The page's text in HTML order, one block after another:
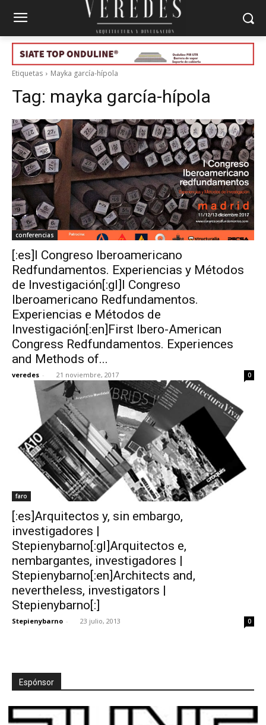
Etiquetas Mayka garcía-hípola
Tag: mayka garcía-hípola
conferencias
[:es]I Congreso Iberoamericano
Redfundamentos. Experiencias y Métodos
de Investigación[:gl]I Congreso
Iberoamericano Redfundamentos.
Experiencias e Métodos de
Investigación[:en]First Ibero-American
Congress Redfundamentos. Experiences
and Methods of...
veredes - 21 noviembre, 2017 0
faro
[:es]Arquitectos y, sin embargo,
investigadores |
Stepienybarno[:gl]Arquitectos e,
nembargantes, investigadores |
Stepienybarno[:en]Architects and,
nevertheless, investigators |
Stepienybarno[:]
Stepienybarno - 23 julio, 2013 0
Espónsor